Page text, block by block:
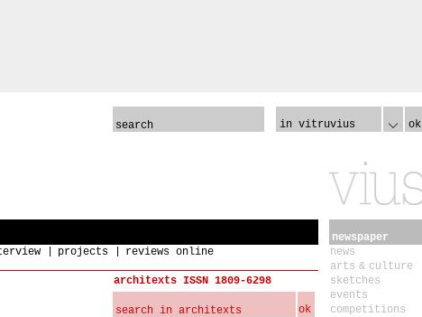
in vitruvius ok
projects reviews online
architexts ISSN 1809-6298
ok
newspaper
news
arts & culture
sketches
events
competitions